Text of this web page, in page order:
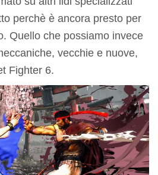
perchè è ancora presto per
Quello che possiamo invece
vecchie e nuove,
Fighter 6.